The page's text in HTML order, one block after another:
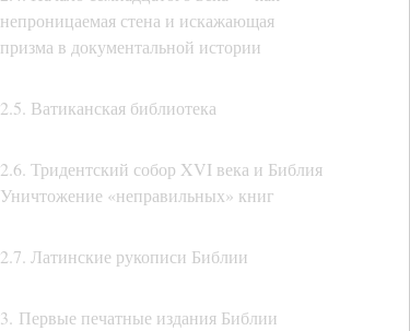
непроницаемая стена и искажающая
призма в документальной истории
2.5. Ватиканская библиотека
2.6. Тридентский собор XVI века и Библия
Уничтожение «неправильных» книг
2.7. Латинские рукописи Библии
3. Первые печатные издания Библии